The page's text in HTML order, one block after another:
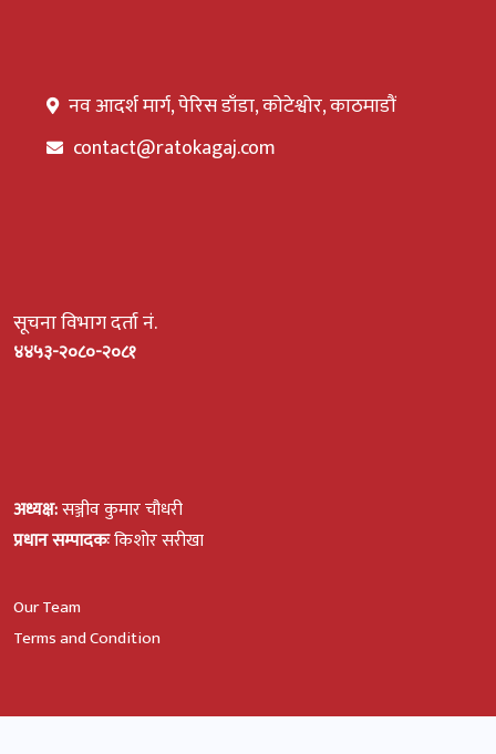
नव आदर्श मार्ग, पेरिस डाँडा, कोटेश्वोर, काठमाडौं
contact@ratokagaj.com
सूचना विभाग दर्ता नं.
४४५३-२०८०-२०८१
अध्यक्ष:सञ्जीव कुमार चौधरी
प्रधान सम्पादकःकिशोर सरीखा
Our Team
Terms and Condition